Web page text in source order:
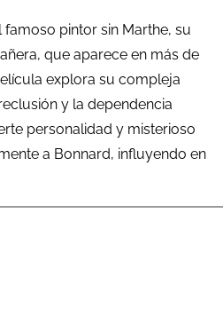
famoso pintor sin Marthe, su
que aparece en más de
explora su compleja
y la dependencia
personalidad y misterioso
a Bonnard, influyendo en